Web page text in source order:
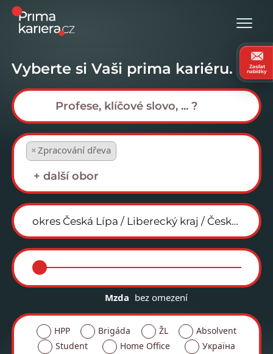
Vyberte si Vaši prima kariéru.
×Zpracování dřeva
Mzda bez omezení
HPP Brigáda ŽL
Absolvent
Student
Home Office
Україна
Zasílat
nabídky